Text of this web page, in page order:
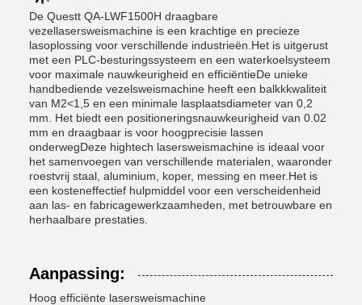
De Questt QA-LWF1500H draagbare
vezellasersweismachine is een krachtige en precieze
lasoplossing voor verschillende industrieën.Het is uitgerust
met een PLC-besturingssysteem en een waterkoelsysteem
voor maximale nauwkeurigheid en efficiëntieDe unieke
handbediende vezelsweismachine heeft een balkkkwaliteit
van M2<1,5 en een minimale lasplaatsdiameter van 0,2
mm. Het biedt een positioneringsnauwkeurigheid van 0.02
mm en draagbaar is voor hoogprecisie lassen
onderwegDeze hightech lasersweismachine is ideaal voor
het samenvoegen van verschillende materialen, waaronder
roestvrij staal, aluminium, koper, messing en meer.Het is
een kosteneffectief hulpmiddel voor een verscheidenheid
aan las- en fabricagewerkzaamheden, met betrouwbare en
herhaalbare prestaties.
Aanpassing:
Hoog efficiënte lasersweismachine